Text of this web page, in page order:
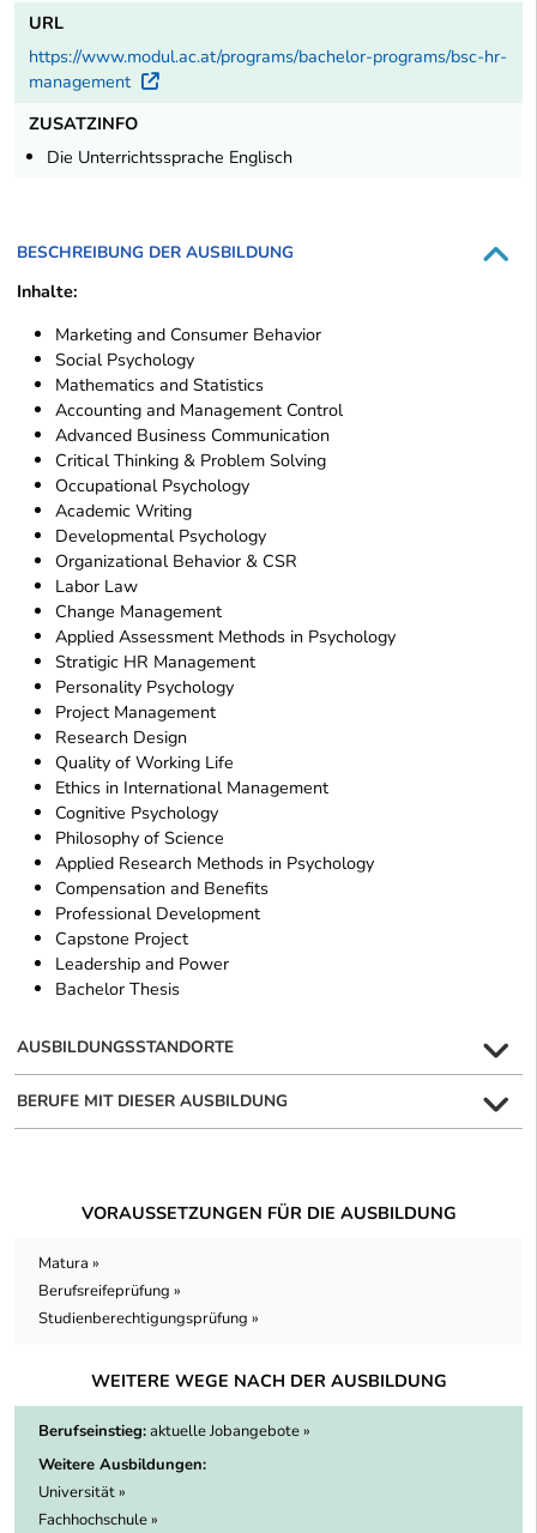
URL
https://www.modul.ac.at/programs/bachelor-programs/bsc-hr-
management
Externer Link
ZUSATZINFO
Die Unterrichtssprache Englisch
BESCHREIBUNG DER AUSBILDUNG
Inhalte:
Marketing and Consumer Behavior
Social Psychology
Mathematics and Statistics
Accounting and Management Control
Advanced Business Communication
Critical Thinking & Problem Solving
Occupational Psychology
Academic Writing
Developmental Psychology
Organizational Behavior & CSR
Labor Law
Change Management
Applied Assessment Methods in Psychology
Stratigic HR Management
Personality Psychology
Project Management
Research Design
Quality of Working Life
Ethics in International Management
Cognitive Psychology
Philosophy of Science
Applied Research Methods in Psychology
Compensation and Benefits
Professional Development
Capstone Project
Leadership and Power
Bachelor Thesis
AUSBILDUNGSSTANDORTE
BERUFE MIT DIESER AUSBILDUNG
VORAUSSETZUNGEN FÜR DIE AUSBILDUNG
Matura »
Berufsreifeprüfung »
Studienberechtigungsprüfung »
WEITERE WEGE NACH DER AUSBILDUNG
Berufseinstieg:aktuelle Jobangebote »
Weitere Ausbildungen:
Universität »
Fachhochschule »